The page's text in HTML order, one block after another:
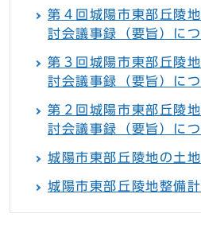
第４回城陽市東部丘陵
討会議事録（要旨）に
第３回城陽市東部丘陵
討会議事録（要旨）に
第２回城陽市東部丘陵
討会議事録（要旨）に
城陽市東部丘陵地の土
城陽市東部丘陵地整備